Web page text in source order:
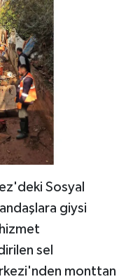
Sosyal
giysi
sel
monttan